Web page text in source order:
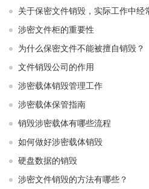
关于保密文件销毁，实际工作中经
涉密文件柜的重要性
为什么保密文件不能被擅自销毁？
文件销毁公司的作用
涉密载体销毁管理工作
涉密载体保管指南
销毁涉密载体有哪些流程
如何做好涉密载体销毁
硬盘数据的销毁
涉密文件销毁的方法有哪些？